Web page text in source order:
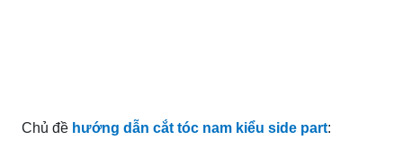
Chủ đề hướng dẫn cắt tóc nam kiểu side part: